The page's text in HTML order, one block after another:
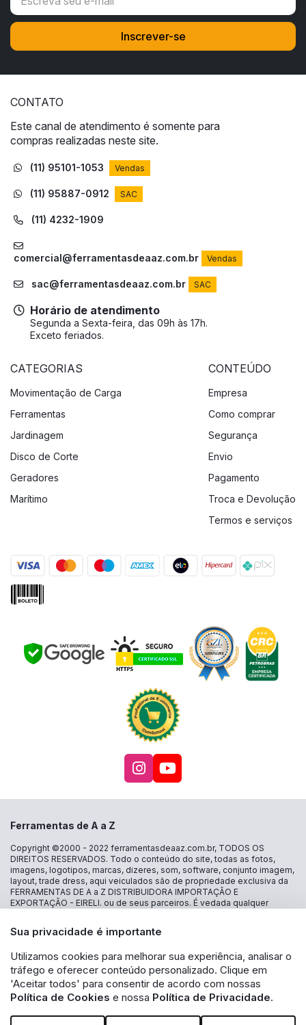
CONTATO
Este canal de atendimento é somente para
compras realizadas neste site.
(11) 95101-1053 Vendas
(11) 95887-0912 SAC
(11) 4232-1909
comercial@ferramentasdeaaz.com.br Vendas
sac@ferramentasdeaaz.com.br SAC
Horário de atendimento
Segunda a Sexta-feira, das 09h às 17h.
Exceto feriados.
CATEGORIAS
Movimentação de Carga
Ferramentas
Jardinagem
Disco de Corte
Geradores
Marítimo
CONTEÚDO
Empresa
Como comprar
Segurança
Envio
Pagamento
Troca e Devolução
Termos e serviços
Sua privacidade é importante
Utilizamos cookies para melhorar sua experiência, analisar o
tráfego e oferecer conteúdo personalizado. Clique em
'Aceitar todos' para consentir de acordo com nossas
Política de Cookies e nossa Política de Privacidade.
Acesse nosso
Acesse nosso
Ferramentas de A a Z
Copyright ©2000 - 2022 ferramentasdeaaz.com.br, TODOS OS
DIREITOS RESERVADOS. Todo o conteúdo do site, todas as fotos,
imagens, logotipos, marcas, dizeres, som, software, conjunto imagem,
layout, trade dress, aqui veiculados são de propriedade exclusiva da
FERRAMENTAS DE A a Z DISTRIBUIDORA IMPORTAÇÃO E
EXPORTAÇÃO - EIRELI. ou de seus parceiros. É vedada qualquer
implicará na responsabilização cível e criminal nos termos da Lei.
EXPORTAÇÃO - EIRELI - CNPJ: 30.356.735/0001-13 - Estrada das
Lágrimas 1986 loja 16 - Jd São Caetano - São Caetano do Sul - SP CEP
09580-500 - A inclusão no carrinho não garante o preço e/ou a
disponibilidade do produto. Caso os produtos apresentem
divergências de valores, o preço válido é o exibido na tela de